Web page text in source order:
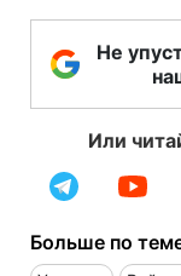
Не
Или
Больше по